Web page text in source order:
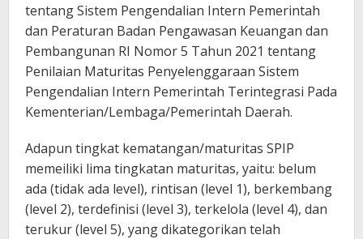
tentang Sistem Pengendalian Intern Pemerintah
dan Peraturan Badan Pengawasan Keuangan dan
Pembangunan RI Nomor 5 Tahun 2021 tentang
Penilaian Maturitas Penyelenggaraan Sistem
Pengendalian Intern Pemerintah Terintegrasi Pada
Kementerian/Lembaga/Pemerintah Daerah.
Adapun tingkat kematangan/maturitas SPIP
memeiliki lima tingkatan maturitas, yaitu: belum
ada (tidak ada level), rintisan (level 1), berkembang
(level 2), terdefinisi (level 3), terkelola (level 4), dan
terukur (level 5), yang dikategorikan telah